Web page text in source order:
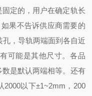
定的，用户在确定轨长
果不告诉供应商需要的
，导轨两端面到各自近
可能是其他尺寸。各品
是默认两端相等。还有
2000以下±1~2mm，200